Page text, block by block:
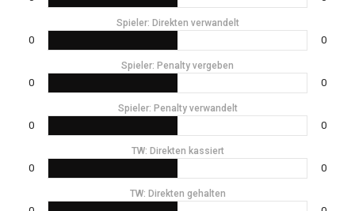
Spieler: Direkten verwandelt
0 0
Spieler: Penalty vergeben
0 0
Spieler: Penalty verwandelt
0 0
TW: Direkten kassiert
0 0
TW: Direkten gehalten